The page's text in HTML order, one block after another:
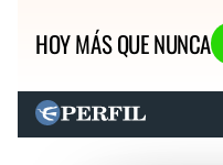
HOY MÁS QUE NUNCA